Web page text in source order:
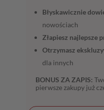
Błyskawicznie
nowościach
Złapiesz najlepsze
Otrzymasz
dla innych
BONUS ZA ZAPIS:
pierwsze zakupy już